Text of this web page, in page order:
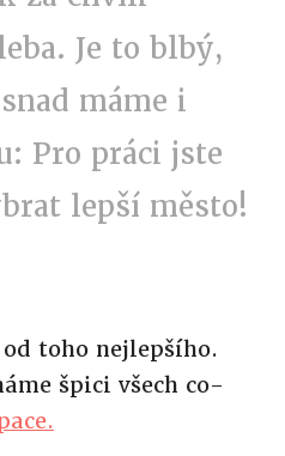
Je to blbý,
máme i
Pro práci jste
lepší město!
toho nejlepšího.
špici všech co-